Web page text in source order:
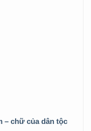
– chữ của dân tộc